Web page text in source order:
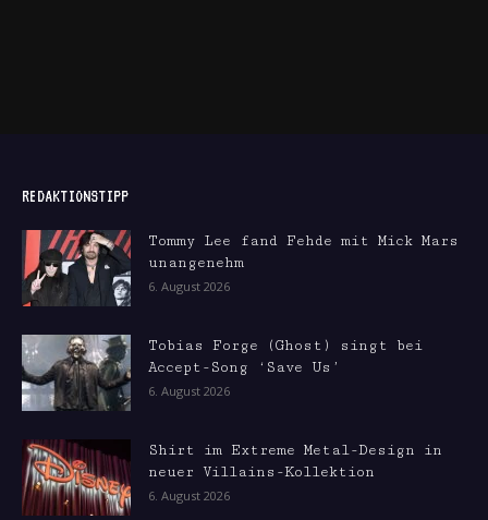
REDAKTIONSTIPP
Tommy Lee fand Fehde mit Mick Mars
unangenehm
6. August 2026
Tobias Forge (Ghost) singt bei
Accept-Song ‘Save Us’
6. August 2026
Shirt im Extreme Metal-Design in
neuer Villains-Kollektion
6. August 2026